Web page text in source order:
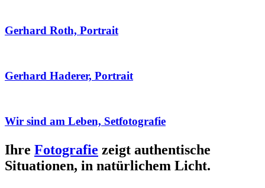
Gerhard Roth, Portrait
Gerhard Haderer, Portrait
Wir sind am Leben, Setfotografie
Ihre Fotografie zeigt authentische
Situationen, in natürlichem Licht.